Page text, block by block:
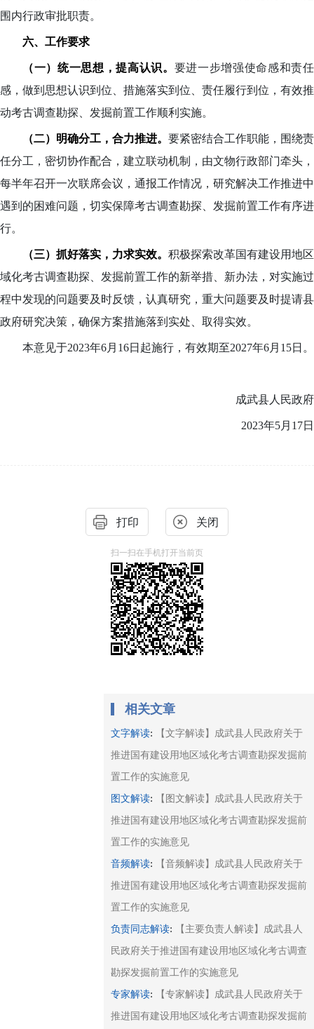
围内行政审批职责。
六、工作要求
（一）统一思想，提高认识。 要进一步增强使命感和责任
感，做到思想认识到位、措施落实到位、责任履行到位，有效推
动考古调查勘探、发掘前置工作顺利实施。
（二）明确分工，合力推进。 要紧密结合工作职能，围绕责
任分工，密切协作配合，建立联动机制，由文物行政部门牵头，
每半年召开一次联席会议，通报工作情况，研究解决工作推进中
遇到的困难问题，切实保障考古调查勘探、发掘前置工作有序进
行。
（三）抓好落实，力求实效。 积极探索改革国有建设用地区
域化考古调查勘探、发掘前置工作的新举措、新办法，对实施过
程中发现的问题要及时反馈，认真研究，重大问题要及时提请县
政府研究决策，确保方案措施落到实处、取得实效。
本意见于2023年6月16日起施行，有效期至2027年6月15日。
成武县人民政府
2023年5月17日
打印 关闭
扫一扫在手机打开当前页
相关文章
文字解读: 【文字解读】成武县人民政府关于
推进国有建设用地区域化考古调查勘探发掘前
置工作的实施意见
图文解读: 【图文解读】成武县人民政府关于
推进国有建设用地区域化考古调查勘探发掘前
置工作的实施意见
音频解读: 【音频解读】成武县人民政府关于
推进国有建设用地区域化考古调查勘探发掘前
置工作的实施意见
负责同志解读: 【主要负责人解读】成武县人
民政府关于推进国有建设用地区域化考古调查
勘探发掘前置工作的实施意见
专家解读: 【专家解读】成武县人民政府关于
推进国有建设用地区域化考古调查勘探发掘前